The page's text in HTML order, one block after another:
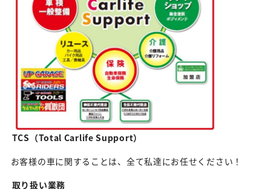
TCS（Total Carlife Support）
お客様の車に関することは、全て私達にお任せください！
取り扱い業務